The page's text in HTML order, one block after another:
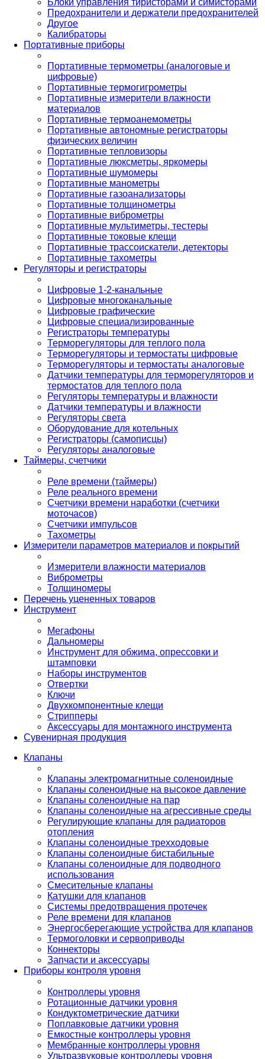
Предохранители и держатели предохранителей
Другое
Калибраторы
Портативные приборы
Портативные термометры (аналоговые и
цифровые)
Портативные термогигрометры
Портативные измерители влажности
материалов
Портативные термоанемометры
Портативные автономные регистраторы
физических величин
Портативные тепловизоры
Портативные люксметры, яркомеры
Портативные шумомеры
Портативные манометры
Портативные газоанализаторы
Портативные толщинометры
Портативные виброметры
Портативные мультиметры, тестеры
Портативные токовые клещи
Портативные трассоискатели, детекторы
Портативные тахометры
Регуляторы и регистраторы
Цифровые 1-2-канальные
Цифровые многоканальные
Цифровые графические
Цифровые специализированные
Регистраторы температуры
Терморегуляторы для теплого пола
Терморегуляторы и термостаты цифровые
Терморегуляторы и термостаты аналоговые
Датчики температуры для терморегуляторов и
термостатов для теплого пола
Регуляторы температуры и влажности
Датчики температуры и влажности
Регуляторы света
Оборудование для котельных
Регистраторы (самописцы)
Регуляторы аналоговые
Таймеры, счетчики
Реле времени (таймеры)
Реле реального времени
Счетчики времени наработки (счетчики
моточасов)
Счетчики импульсов
Тахометры
Измерители параметров материалов и покрытий
Измерители влажности материалов
Виброметры
Толщиномеры
Перечень уцененных товаров
Инструмент
Мегафоны
Дальномеры
Инструмент для обжима, опрессовки и
штамповки
Наборы инструментов
Отвертки
Ключи
Двухкомпонентные клещи
Стрипперы
Аксессуары для монтажного инструмента
Сувенирная продукция
Клапаны
Клапаны электромагнитные соленоидные
Клапаны соленоидные на высокое давление
Клапаны соленоидные на пар
Клапаны соленоидные на агрессивные среды
Регулирующие клапаны для радиаторов
отопления
Клапаны соленоидные трехходовые
Клапаны соленоидные бистабильные
Клапаны соленоидные для подводного
использования
Смесительные клапаны
Катушки для клапанов
Системы предотвращения протечек
Реле времени для клапанов
Энергосберегающие устройства для клапанов
Термоголовки и сервоприводы
Коннекторы
Запчасти и аксессуары
Приборы контроля уровня
Контроллеры уровня
Ротационные датчики уровня
Кондуктометрические датчики
Поплавковые датчики уровня
Емкостные контроллеры уровня
Мембранные контроллеры уровня
Ультразвуковые контроллеры уровня